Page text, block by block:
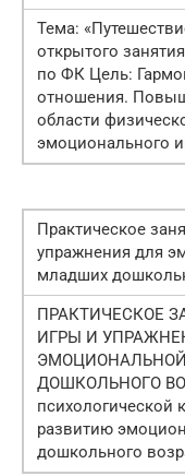
Тема:
открытого
по ФК Цель:
отношения.
области
эмоционального
Практическое
упражнения для
младших
ПРАКТИЧЕСКОЕ
ИГРЫ И
ДОШКОЛЬНОГО
психологической
развитию
дошкольного